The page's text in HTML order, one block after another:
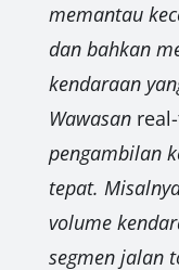
memantau
dan bahkan
kendaraan
Wawasan
pengambilan
tepat.
volume
segmen jalan